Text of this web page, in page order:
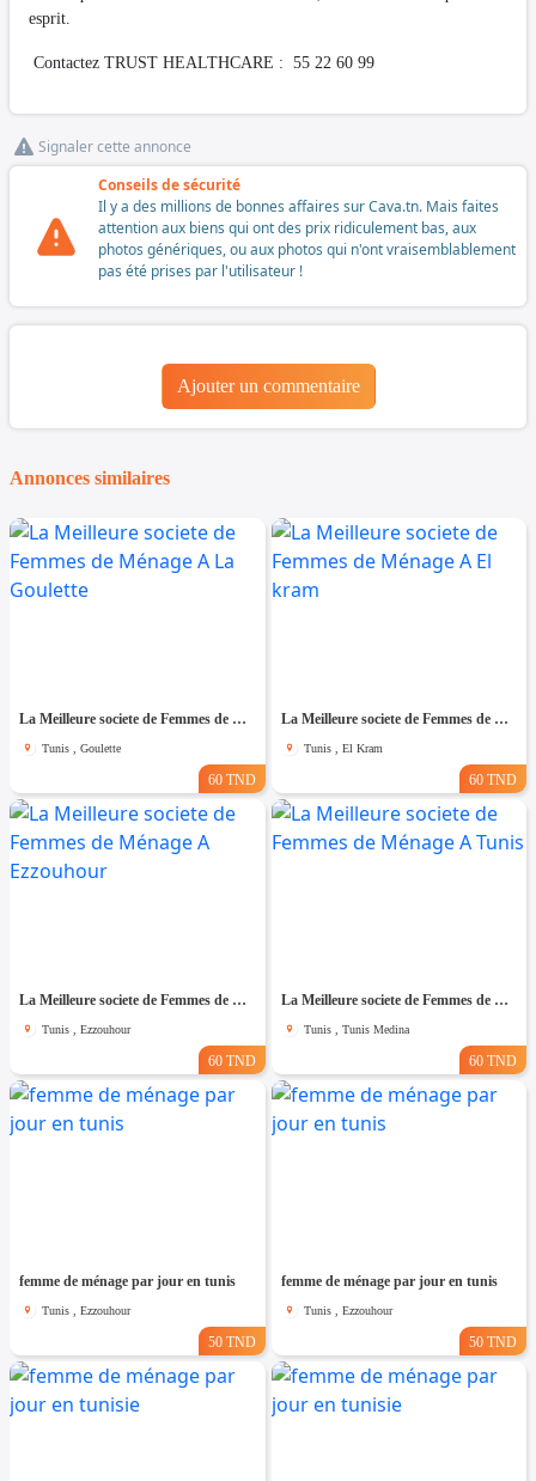
esprit.
Contactez TRUST HEALTHCARE : 55 22 60 99
Signaler cette annonce
Conseils de sécurité
Il y a des millions de bonnes affaires sur Cava.tn. Mais faites
attention aux biens qui ont des prix ridiculement bas, aux
photos génériques, ou aux photos qui n'ont vraisemblablement
pas été prises par l'utilisateur !
Ajouter un commentaire
Annonces similaires
La Meilleure societe de Femmes de Ménage A La Goulette
Tunis , Goulette
60 TND
La Meilleure societe de Femmes de Ménage A El kram
Tunis , El Kram
60 TND
La Meilleure societe de Femmes de Ménage A Ezzouhour
Tunis , Ezzouhour
60 TND
La Meilleure societe de Femmes de Ménage A Tunis
Tunis , Tunis Medina
60 TND
femme de ménage par jour en tunis
Tunis , Ezzouhour
50 TND
femme de ménage par jour en tunis
Tunis , Ezzouhour
50 TND